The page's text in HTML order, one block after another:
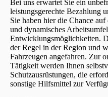
Bei uns erwartet Sie ein
leistungsgerechte Bezahlung
Sie haben hier die Chance
und dynamisches
Entwicklungsmöglichkeiten.
der Regel in der Region und
Fahrzeugen angefahren. Zur
Tätigkeit werden Ihnen
Schutzausrüstungen, die
sonstige Hilfsmittel zur